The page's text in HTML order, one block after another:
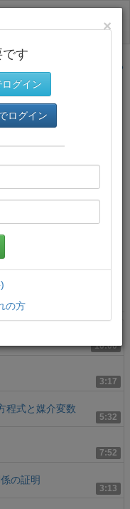
サイトトップに戻る
10:00
3:17
5:32
程式と媒介変数
7:52
3:13
の証明
×
です
グイン
ログイン
の方